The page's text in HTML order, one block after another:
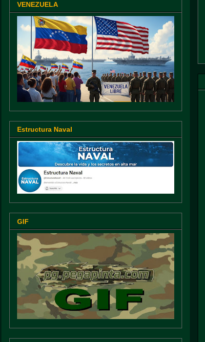
VENEZUELA
Estructura Naval
GIF